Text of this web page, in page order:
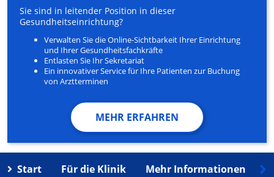
Sie sind in leitender Position in dieser
Gesundheitseinrichtung?
Verwalten Sie die Online-Sichtbarkeit Ihrer Einrichtung
und Ihrer Gesundheitsfachkräfte
Entlasten Sie Ihr Sekretariat
Ein innovativer Service für Ihre Patienten zur Buchung
von Arztterminen
MEHR ERFAHREN
Start Für die Klinik Mehr Informationen